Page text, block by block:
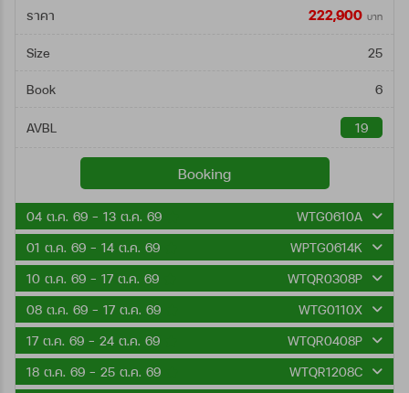
ราคา 222,900 บาท
Size 25
Book 6
AVBL 19
Booking
04 ต.ค. 69 - 13 ต.ค. 69
WTG0610A
01 ต.ค. 69 - 14 ต.ค. 69
WPTG0614K
10 ต.ค. 69 - 17 ต.ค. 69
WTQR0308P
08 ต.ค. 69 - 17 ต.ค. 69
WTG0110X
17 ต.ค. 69 - 24 ต.ค. 69
WTQR0408P
18 ต.ค. 69 - 25 ต.ค. 69
WTQR1208C